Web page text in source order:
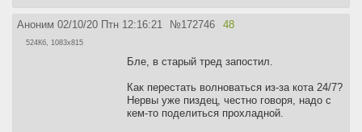
Аноним 02/10/20 Птн 12:16:21 №172746 48
524Кб, 1083x815
Бле, в старый тред запостил.
Как перестать волноваться из-за кота 24/7?
Нервы уже пиздец, честно говоря, надо с
кем-то поделиться прохладной.